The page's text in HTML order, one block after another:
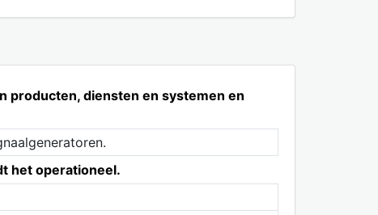
producten, diensten en systemen en
het operationeel.